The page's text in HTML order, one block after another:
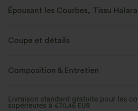
Épousant les Courbes, Tissu
Évacue l’humidité
Coupe et détails
Maintien moyen Taille plate
Ajusté Haute élasticité
Composition & Entretien
Livraison standard gratuite pour les
supérieures à €70,46 EUR